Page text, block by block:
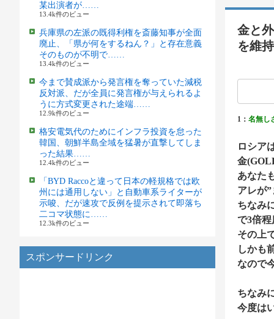
某出演者が……
13.4k件のビュー
兵庫県の左派の既得利権を斎藤知事が全面
廃止、「県が何をするねん？」と存在意義
そのものが不明で……
13.4k件のビュー
今まで賛成派から発言権を奪っていた減税
反対派、だが全員に発言権が与えられるよ
うに方式変更された途端……
12.9k件のビュー
格安電気代のためにインフラ投資を怠った
韓国、朝鮮半島全域を猛暑が直撃してしま
った結果……
12.4k件のビュー
「BYD Raccoと違って日本の軽規格では欧
州には通用しない」と自動車系ライターが
示唆、だが速攻で反例を提示されて即落ち
二コマ状態に……
12.3k件のビュー
スポンサードリンク
金と
を維
1： 名無し
ロシア
金
あなた
アレが
ちなみ
で3倍
その上
しかも
なので
ちなみ
今度は